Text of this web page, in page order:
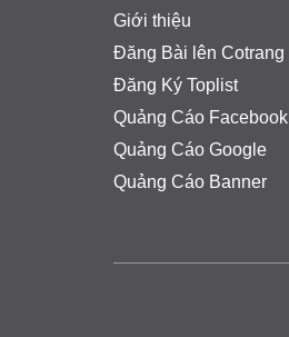
Giới thiệu
Đăng Bài lên Cotrang
Đăng Ký Toplist
Quảng Cáo Facebook
Quảng Cáo Google
Quảng Cáo Banner